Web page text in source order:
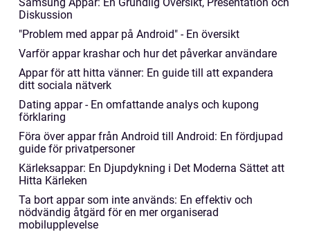
Diskussion
"Problem med appar på Android" - En översikt
Varför appar krashar och hur det påverkar användare
Appar för att hitta vänner: En guide till att expandera
ditt sociala nätverk
Dating appar - En omfattande analys och kupong
förklaring
Föra över appar från Android till Android: En fördjupad
guide för privatpersoner
Kärleksappar: En Djupdykning i Det Moderna Sättet att
Hitta Kärleken
Ta bort appar som inte används: En effektiv och
nödvändig åtgärd för en mer organiserad
mobilupplevelse